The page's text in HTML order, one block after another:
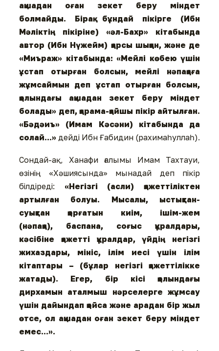
ақшадан оған зекет беру міндет
болмайды. Бірақ бұндай пікірге (Ибн
Мәліктің пікіріне) «әл-Бахр» кітабында
автор (Ибн Нүжейм) қарсы шыққан, және де
«Миъраж» кітабында: «Мейлі көбею үшін
ұстап отырған болсын, мейлі нәпақаға
жұмсаймын деп ұстап отырған болсын,
қолындағы ақшадан зекет беру міндет
болады» деп, қарама-қайшы пікір айтылған.
«Бәдәиъ» (Имам Кәсәни) кітабында да
солай...» дейді Ибн Ғабидин (рахимаһуллаһ).
Сондай-ақ, Ханафи ғалымы Имам Тахтауи,
өзінің «Хәшиясында» мынадай деп пікір
білдіреді: «Негізгі (асли) қажеттіліктен
артылған болуы. Мысалы, ыстықтан-
суықтан қорғатын киім, ішім-жем
(нәпақа), баспана, соғыс құралдары,
кәсібіне қажетті құралдар, үйдің негізгі
жихаздары, мініс, ілім иесі үшін ілім
кітаптары – (бұлар негізгі қажеттілікке
жатады). Егер, бір кісі қолындағы
дирхамын аталмыш нәрселерге жұмсау
үшін дайындап қойса және арадан бір жыл
өтсе, ол ақшадан оған зекет беру міндет
емес...».